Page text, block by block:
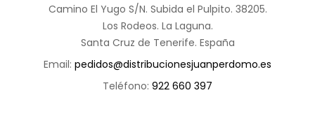
Camino El Yugo S/N. Subida el Pulpito. 38205.
Los Rodeos. La Laguna.
Santa Cruz de Tenerife. España
Email: pedidos@distribucionesjuanperdomo.es
Teléfono: 922 660 397